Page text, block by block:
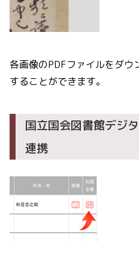
各画像のPDFファイルをダウ
することができます。
国立国会図書館デジ
連携